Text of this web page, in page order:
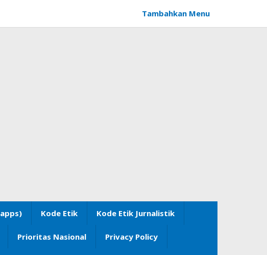
Tambahkan Menu
Kode Etik Kode Etik Jurnalistik
Prioritas Nasional Privacy Policy